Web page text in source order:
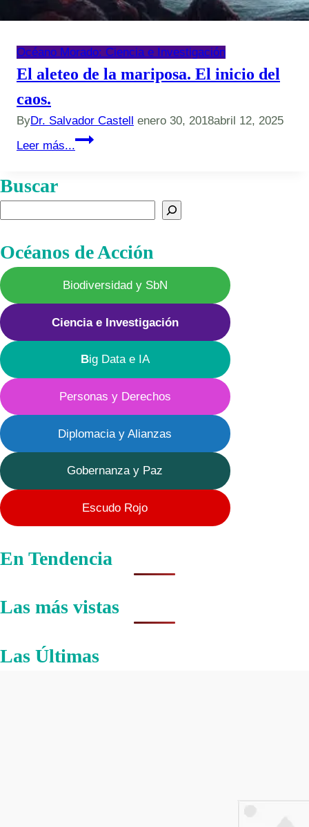
Océano Morado: Ciencia e Investigación
El aleteo de la mariposa. El inicio del
caos.
ByDr. Salvador Castell enero 30, 2018abril 12, 2025
Leer más...
El
inicio
del
caos.
Buscar
Océanos de Acción
Biodiversidad y SbN
Ciencia e Investigación
Big Data e IA
Personas y Derechos
Diplomacia y Alianzas
Gobernanza y Paz
Escudo Rojo
En Tendencia
Las más vistas
Las Últimas